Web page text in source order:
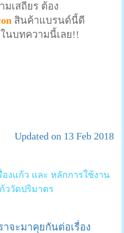
เสถียร ต้อง
สินค้าแบรนด์นี้ดี
นบทความนี้เลย!!
Updated on 13 Feb 2018
องแก้ว และ หลักการใช้งาน
ววัดปริมาตร
จะมาคุยกันต่อเรื่อง